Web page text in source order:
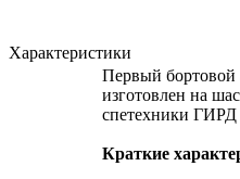
Характеристики
Первый
изготовлен на
спетехники ГИРД
Краткие